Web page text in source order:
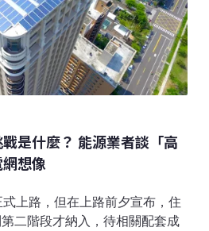
紀錄因此遺失，在失落之餘，陳
記和少數影像資料，回溯這段
歷。陳懷璞與10位航海家一起
是什麼？ 能源業者談「高
想像
上路，但在上路前夕宣布，住
二階段才納入，待相關配套成